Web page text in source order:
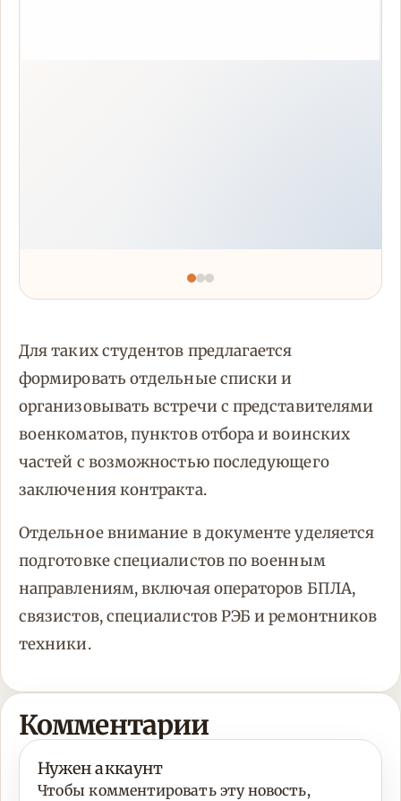
Для таких студентов предлагается
формировать отдельные списки и
организовывать встречи с представителями
военкоматов, пунктов отбора и воинских
частей с возможностью последующего
заключения контракта.
Отдельное внимание в документе уделяется
подготовке специалистов по военным
направлениям, включая операторов БПЛА,
связистов, специалистов РЭБ и ремонтников
техники.
Комментарии
Нужен аккаунт
Чтобы комментировать эту новость,